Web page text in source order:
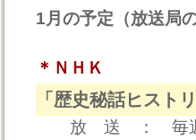
1月の予定（放送局
＊ＮＨＫ
「歴史秘話ヒストリ
放 送 ： 毎週水